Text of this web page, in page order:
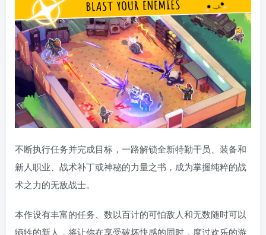
不断执行任务并完成目标，一路解锁全新特勤干员、装备和
新人职业、战术补丁或神秘的力量之书，成为掌握纯粹的战
术之力的无敌战士。
本作设有丰富的任务、数以百计的可怕敌人和无数随时可以
牺牲的新人，将让你在享受破坏快感的同时，度过欢乐的游